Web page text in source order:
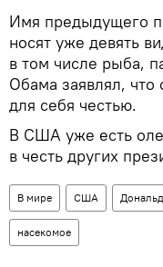
Имя предыдущего
носят уже девять
в том числе рыба,
Обама заявлял, что
для себя честью.
В США уже есть
в честь других
В мире США
насекомое